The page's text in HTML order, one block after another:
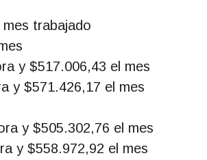
trabajado
y $517.006,43 el mes
y $571.426,17 el mes
y $505.302,76 el mes
y $558.972,92 el mes